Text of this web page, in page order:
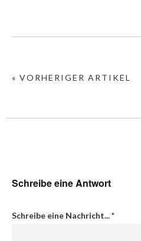
« VORHERIGER ARTIKEL
Schreibe eine Antwort
Schreibe eine Nachricht...*